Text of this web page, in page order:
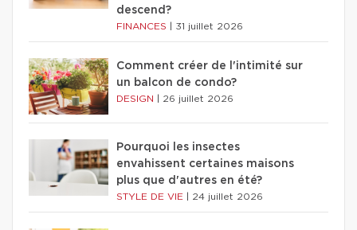
descend?
FINANCES 31 juillet 2026
Comment créer de l'intimité sur
un balcon de condo?
DESIGN 26 juillet 2026
Pourquoi les insectes
envahissent certaines maisons
plus que d'autres en été?
STYLE DE VIE 24 juillet 2026